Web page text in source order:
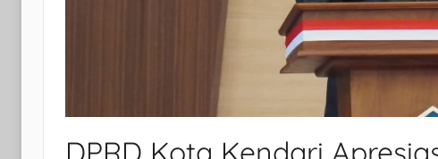
DPRD Kota Kendari